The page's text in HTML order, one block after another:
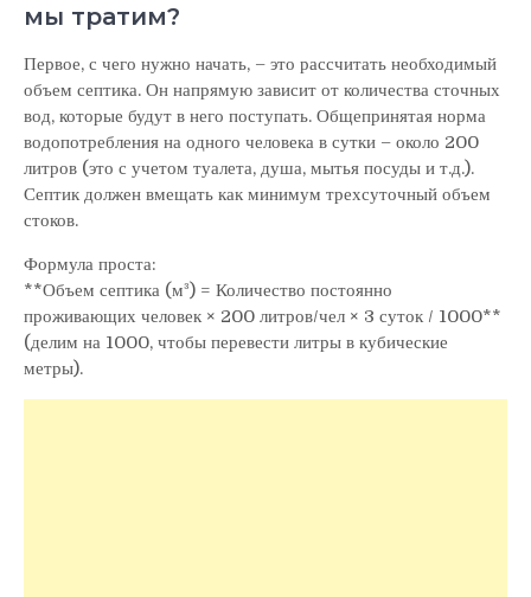
мы тратим?
Первое, с чего нужно начать, – это рассчитать необходимый
объем септика. Он напрямую зависит от количества сточных
вод, которые будут в него поступать. Общепринятая норма
водопотребления на одного человека в сутки – около 200
литров (это с учетом туалета, душа, мытья посуды и т.д.).
Септик должен вмещать как минимум трехсуточный объем
стоков.
Формула проста:
**Объем септика (м³) = Количество постоянно
проживающих человек × 200 литров/чел × 3 суток / 1000**
(делим на 1000, чтобы перевести литры в кубические
метры).